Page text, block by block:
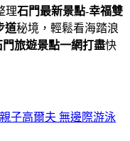
理石門最新景點-幸福雙
道秘境，輕鬆看海踏浪
門旅遊景點一網打盡快
子高爾夫 無邊際游泳